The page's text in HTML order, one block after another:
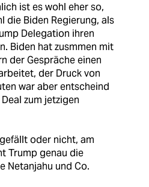
ist es wohl eher so,
die Biden Regierung, als
Delegation ihren
Biden hat zusmmen mit
der Gespräche einen
der Druck von
war aber entscheind
zum jetzigen
oder nicht, am
Trump genau die
Netanjahu und Co.